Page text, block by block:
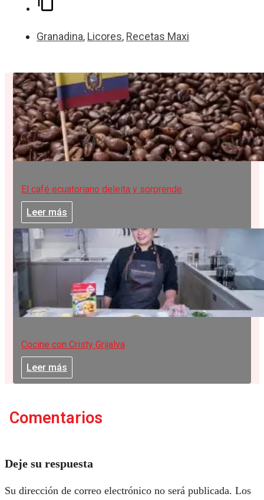
Granadina, Licores, Recetas Maxi
El café ecuatoriano deleita y sorprende
Leer más
Cocine con Cristy Grijalva
Leer más
Comentarios
Deje su respuesta
Su dirección de correo electrónico no será publicada. Los